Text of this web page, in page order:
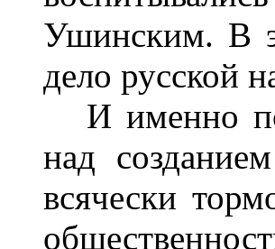
Ушинским. В
дело русской
И именно
над
всячески